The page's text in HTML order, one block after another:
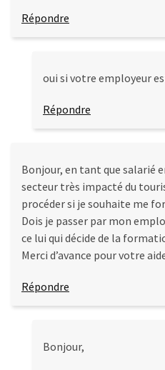
Répondre
oui si votre employeur
Répondre
Bonjour, en tant que salarié
secteur très impacté du
procéder si je souhaite me
Dois je passer par mon
ce lui qui décide de la
Merci d’avance pour votre
Répondre
Bonjour,